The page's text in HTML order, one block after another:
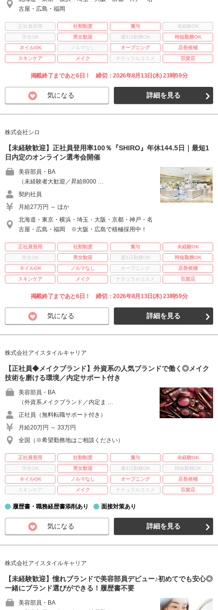
古屋・広島・福岡
正社員登用 社割制度 賞与
未経験OK
学生OK
男女歓迎 週3日勤務OK
時短勤務OK
ネイルOK
ノルマなし オープニング
店長候補
スキンケア
メイク ナチュラルコスメ 百貨店
掲載終了まであと6日！ 締切：2026年8月13日(木) 23時59分
気になる 詳細を見る
株式会社シロ
【未経験歓迎】正社員登用率100％『SHIRO』年休144.5日｜最短1
日内定のオンライン選考会開催
美容部員・BA
（未経験者大歓迎／昇給8000 …
契約社員
月給27万円 ～ ほか
北海道・東京・横浜・埼玉・大阪・京都・神戸・名
古屋・広島・福岡 ※大阪・広島で積極採用中！
正社員登用 社割制度 賞与
未経験OK
学生OK
男女歓迎 週3日勤務OK
時短勤務OK
ネイルOK
ノルマなし オープニング
店長候補
スキンケア
メイク ナチュラルコスメ 百貨店
掲載終了まであと6日！ 締切：2026年8月13日(木) 23時59分
気になる 詳細を見る
株式会社アイスタイルキャリア
【正社員◆メイクブランド】外資系の人気ブランドで働く◎メイク
技術を磨ける環境／内定サポート付き
美容部員・BA
（外資系メイクブランド／内定ま …
正社員（無料転職サポート付き）
月給20万円 ～ 33万円
全国（※希望勤務地はご相談ください）
正社員登用 社割制度 賞与
未経験OK
学生OK
男女歓迎 週3日勤務OK
時短勤務OK
ネイルOK
ノルマなし オープニング
店長候補
スキンケア
メイク ナチュラルコスメ 百貨店
履歴書・職務経歴書添削あり 面接対策あり
気になる 詳細を見る
株式会社アイスタイルキャリア
【未経験歓迎】憧れブランドで美容部員デビュー♪初めてでも安心◎
一緒にブランド選びができる！履歴書不要
美容部員・BA